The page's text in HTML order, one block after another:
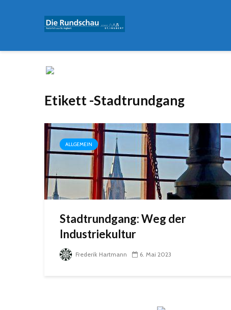
Etikett -Stadtrundgang
ALLGEMEIN
Stadtrundgang: Weg der
Industriekultur
Frederik Hartmann 6. Mai 2023